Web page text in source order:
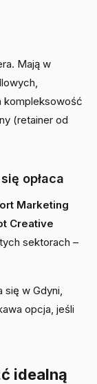
Mają w
kompleksowość
(retainer od
opłaca
Marketing
Creative
sektorach –
się w Gdyni,
opcja, jeśli
idealną